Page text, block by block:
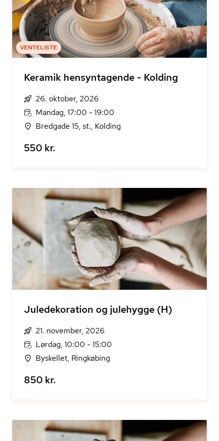
VENTELISTE
Keramik hensyntagende - Kolding
26. oktober, 2026
Mandag, 17:00 - 19:00
Bredgade 15, st., Kolding
550 kr.
Juledekoration og julehygge (H)
21. november, 2026
Lørdag, 10:00 - 15:00
Byskellet, Ringkøbing
850 kr.